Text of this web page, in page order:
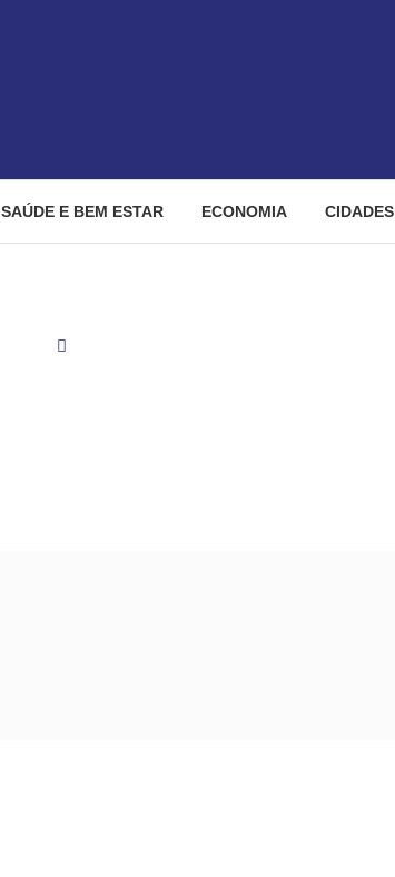
SAÚDE E BEM ESTAR ECONOMIA CIDADES